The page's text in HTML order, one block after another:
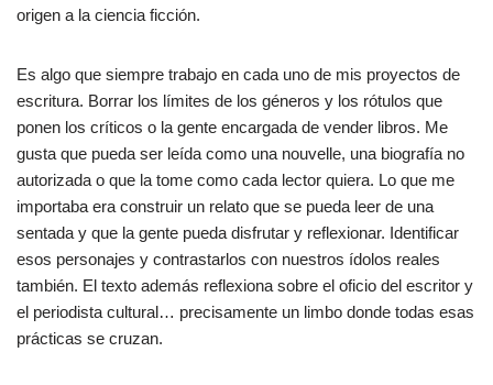
origen a la ciencia ficción.
Es algo que siempre trabajo en cada uno de mis proyectos de
escritura. Borrar los límites de los géneros y los rótulos que
ponen los críticos o la gente encargada de vender libros. Me
gusta que pueda ser leída como una nouvelle, una biografía no
autorizada o que la tome como cada lector quiera. Lo que me
importaba era construir un relato que se pueda leer de una
sentada y que la gente pueda disfrutar y reflexionar. Identificar
esos personajes y contrastarlos con nuestros ídolos reales
también. El texto además reflexiona sobre el oficio del escritor y
el periodista cultural… precisamente un limbo donde todas esas
prácticas se cruzan.